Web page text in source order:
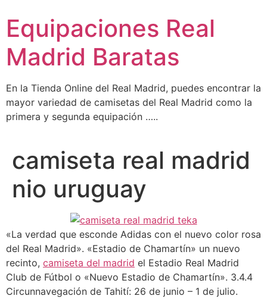
contenido
Equipaciones Real
Madrid Baratas
En la Tienda Online del Real Madrid, puedes encontrar la
mayor variedad de camisetas del Real Madrid como la
primera y segunda equipación …..
camiseta real madrid
nio uruguay
«La verdad que esconde Adidas con el nuevo color rosa
del Real Madrid». «Estadio de Chamartín» un nuevo
recinto, camiseta del madrid el Estadio Real Madrid
Club de Fútbol o «Nuevo Estadio de Chamartín». 3.4.4
Circunnavegación de Tahití: 26 de junio – 1 de julio.